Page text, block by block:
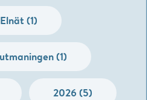
Elnät (1)
(1)
2026 (5)